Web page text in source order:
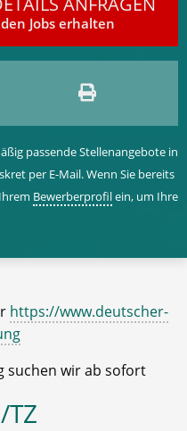
Jobs erhalten
passende Stellenangebote in
per E-Mail. Wenn Sie bereits
Bewerberprofilein, um Ihre
https://www.deutscher-
suchen wir ab sofort